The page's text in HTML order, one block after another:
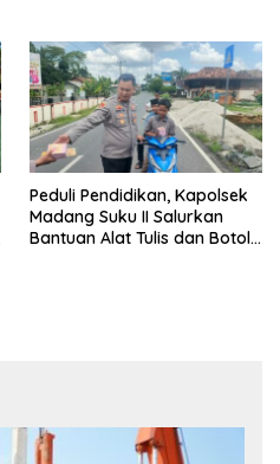
Peduli Pendidikan, Kapolsek
Madang Suku II Salurkan
Bantuan Alat Tulis dan Botol